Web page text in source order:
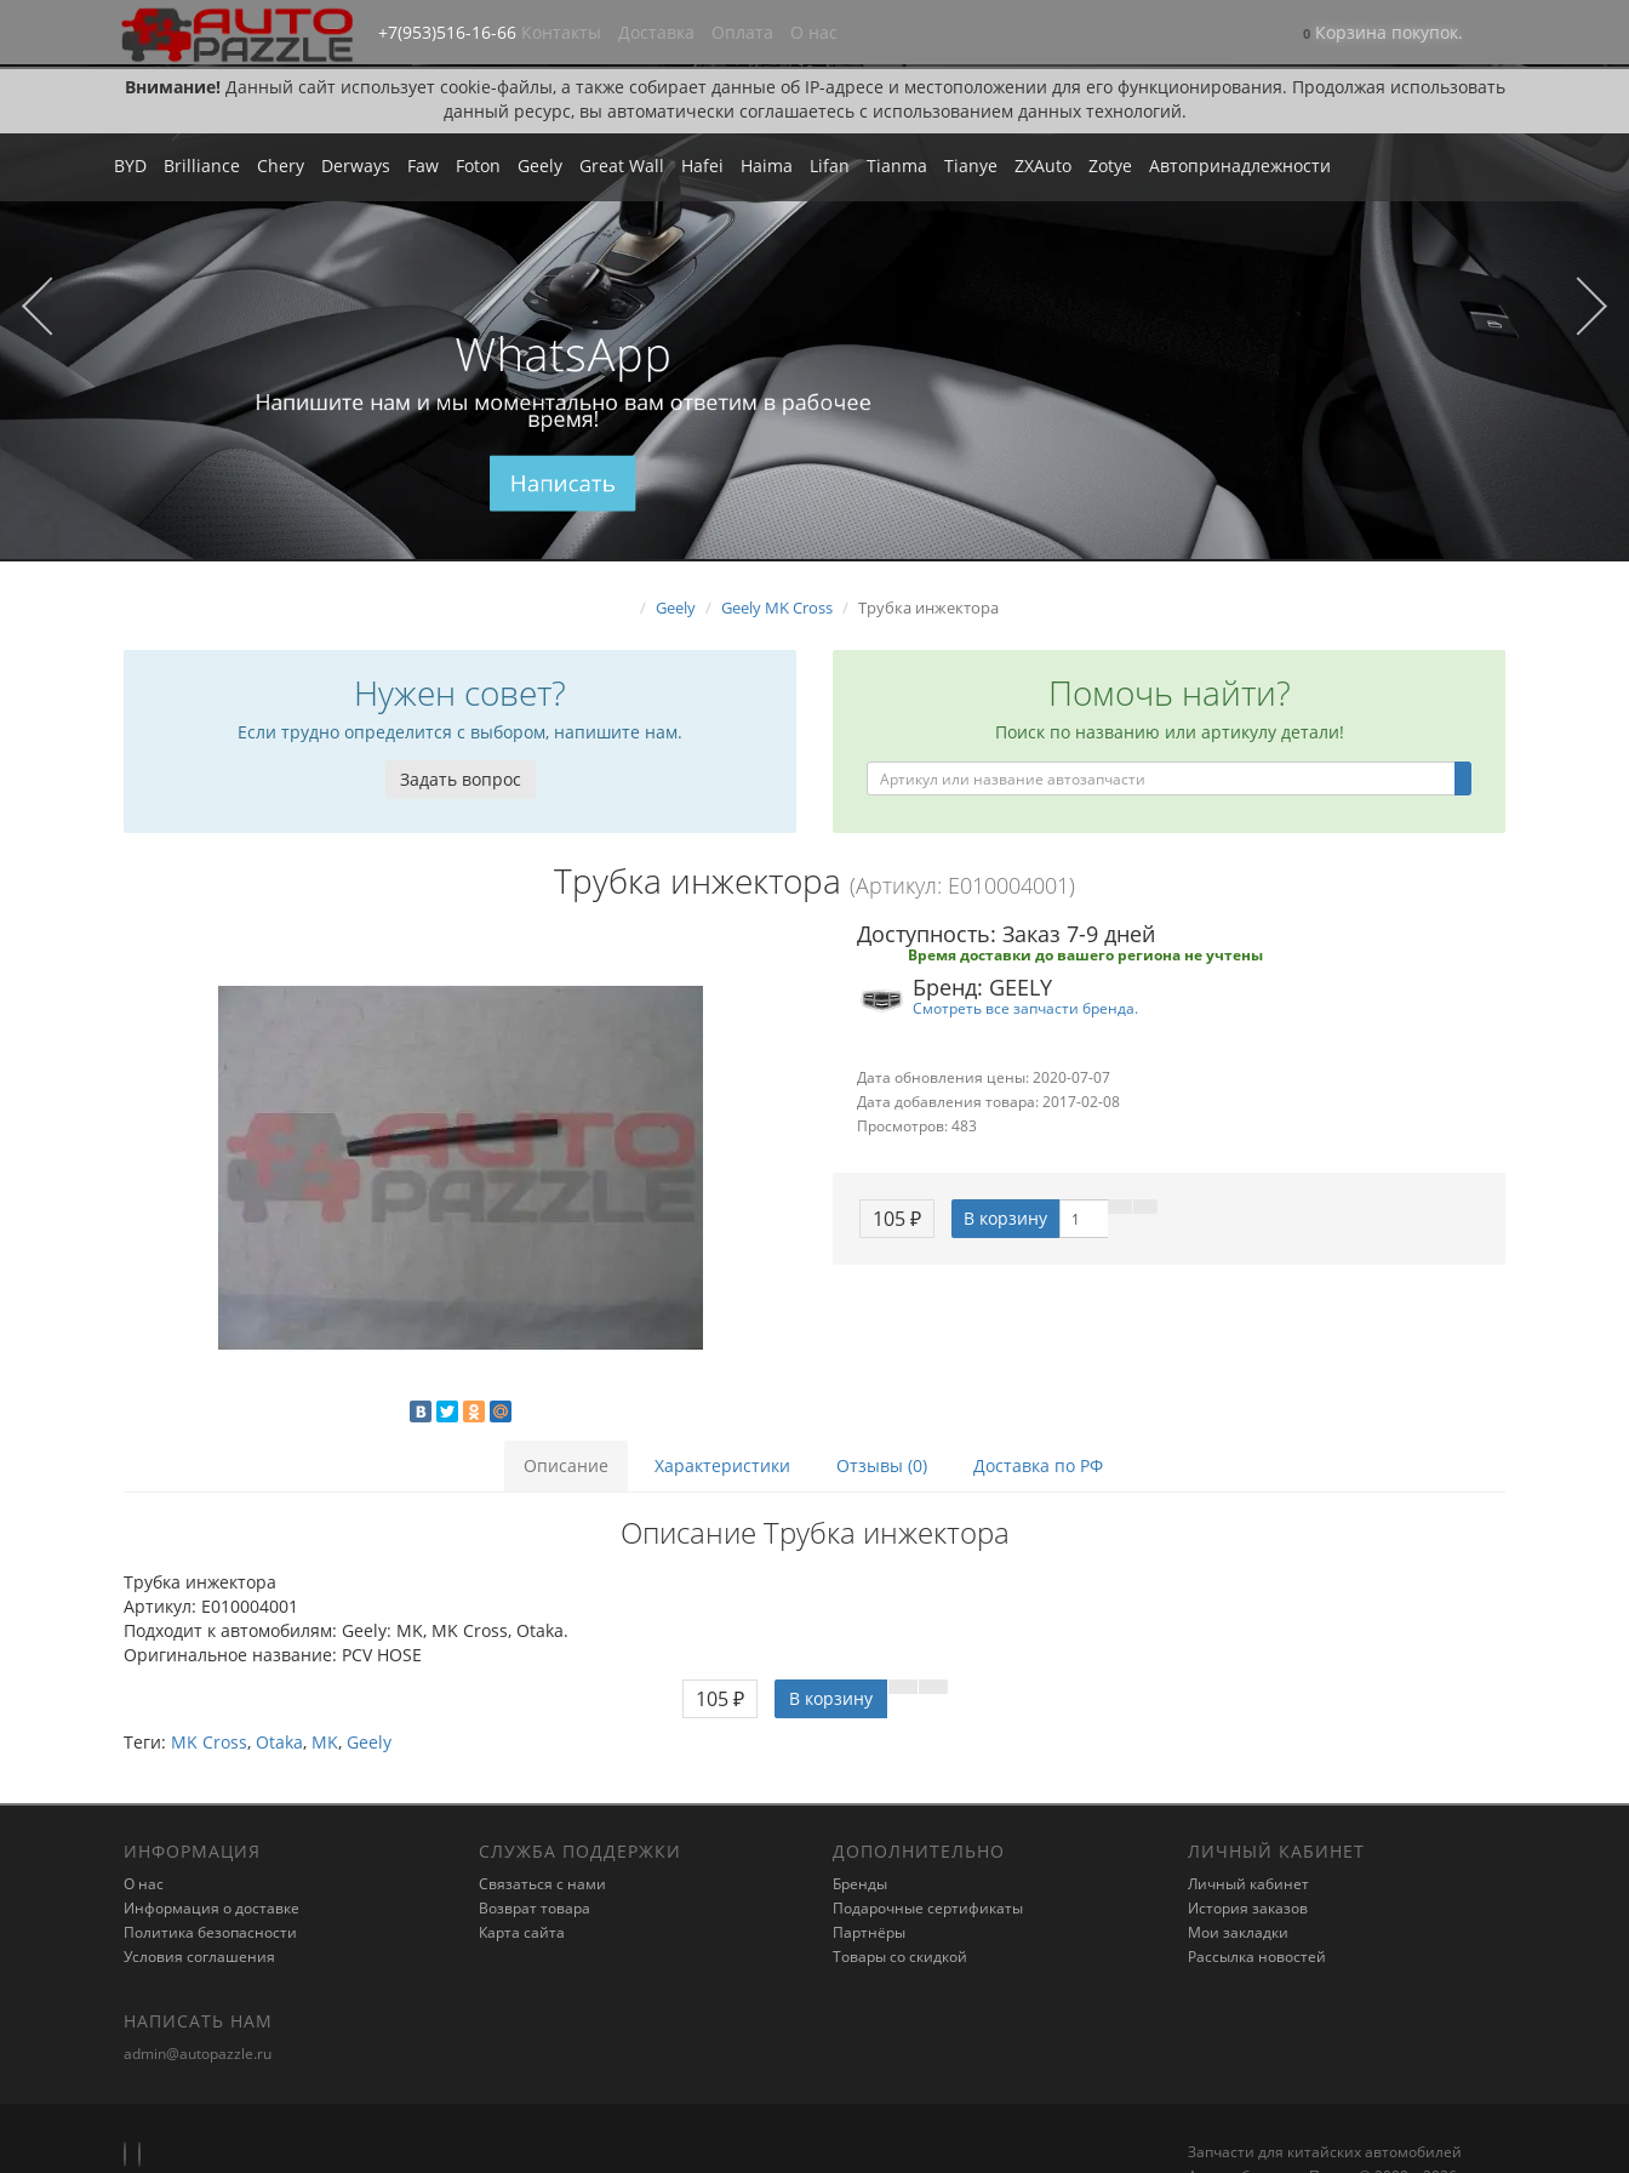
Внимание!Данный сайт использует cookie-файлы, а также собирает данные об IP-адресе и местоположении для его функционирования. Продолжая использовать
данный ресурс, вы автоматически соглашаетесь с использованием данных технологий.
+7(953)516-16-66 Контакты Доставка Оплата О нас 0 Корзина покупок.
BYD Brilliance Chery Derways Faw Foton Geely Great Wall Hafei Haima Lifan Tianma Tianye ZXAuto Zotye Автопринадлежности
WhatsApp
Напишите нам и мы моментально вам ответим в рабочее
время!
Написать
Geely Geely MK Cross Трубка инжектора
Нужен совет?
Если трудно определится с выбором, напишите нам.
Задать вопрос
Помочь найти?
Поиск по названию или артикулу детали!
Трубка инжектора (Артикул: E010004001)
Доступность: Заказ 7-9 дней
Время доставки до вашего региона не учтены
Бренд: GEELY
Смотреть все запчасти бренда.
Дата обновления цены: 2020-07-07
Дата добавления товара: 2017-02-08
Просмотров: 483
105 ₽ В корзину
Описание Характеристики Отзывы (0) Доставка по РФ
Описание Трубка инжектора
Трубка инжектора
Артикул: E010004001
Подходит к автомобилям: Geely: MK, MK Cross, Otaka.
Оригинальное название: PCV HOSE
105 ₽
В корзину
Теги: MK Cross, Otaka, MK, Geely
ИНФОРМАЦИЯ
О нас
Информация о доставке
Политика безопасности
Условия соглашения
СЛУЖБА ПОДДЕРЖКИ
Связаться с нами
Возврат товара
Карта сайта
ДОПОЛНИТЕЛЬНО
Бренды
Подарочные сертификаты
Партнёры
Товары со скидкой
ЛИЧНЫЙ КАБИНЕТ
Личный кабинет
История заказов
Мои закладки
Рассылка новостей
НАПИСАТЬ НАМ
admin@autopazzle.ru
Запчасти для китайских автомобилей